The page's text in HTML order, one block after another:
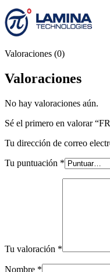
Valoraciones (0)
Valoraciones
No hay valoraciones aún.
Sé el primero en valorar
Tu dirección de correo
Tu puntuación *
Tu valoración *
Nombre *